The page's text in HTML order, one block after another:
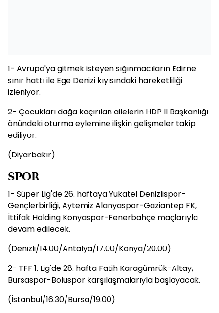
1- Avrupa'ya gitmek isteyen sığınmacıların Edirne
sınır hattı ile Ege Denizi kıyısındaki hareketliliği
izleniyor.
2- Çocukları dağa kaçırılan ailelerin HDP İl Başkanlığı
önündeki oturma eylemine ilişkin gelişmeler takip
ediliyor.
(Diyarbakır)
SPOR
1- Süper Lig'de 26. haftaya Yukatel Denizlispor-
Gençlerbirliği, Aytemiz Alanyaspor-Gaziantep FK,
İttifak Holding Konyaspor-Fenerbahçe maçlarıyla
devam edilecek.
(Denizli/14.00/Antalya/17.00/Konya/20.00)
2- TFF 1. Lig'de 28. hafta Fatih Karagümrük-Altay,
Bursaspor-Boluspor karşılaşmalarıyla başlayacak.
(İstanbul/16.30/Bursa/19.00)